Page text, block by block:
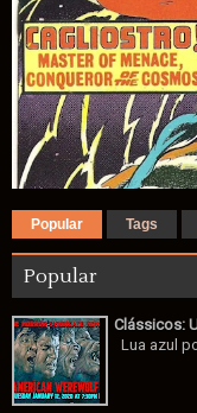
Popular Tags
Popular
Clássicos:
Lua azul